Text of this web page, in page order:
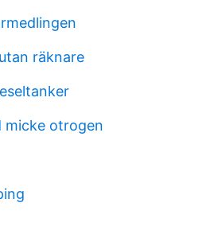
räknare
micke otrogen